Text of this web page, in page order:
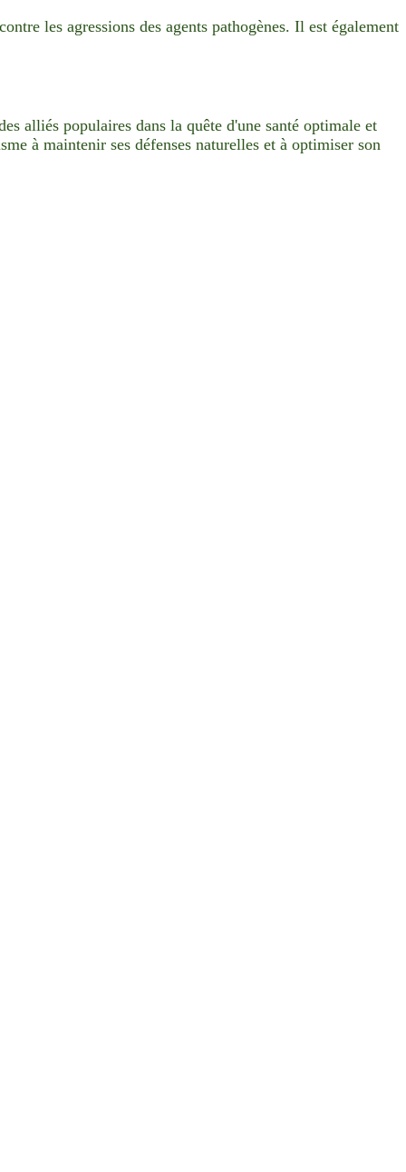
les agressions des agents pathogènes. Il est également
alliés populaires dans la quête d'une santé optimale et
à maintenir ses défenses naturelles et à optimiser son